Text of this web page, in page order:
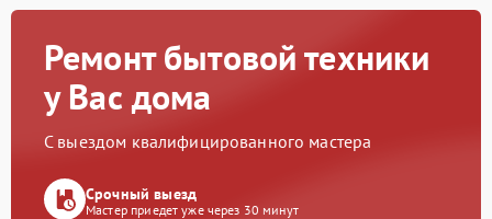
Ремонт бытовой техники
у Вас дома
С выездом квалифицированного мастера
Срочный выезд
Мастер приедет уже через 30 минут